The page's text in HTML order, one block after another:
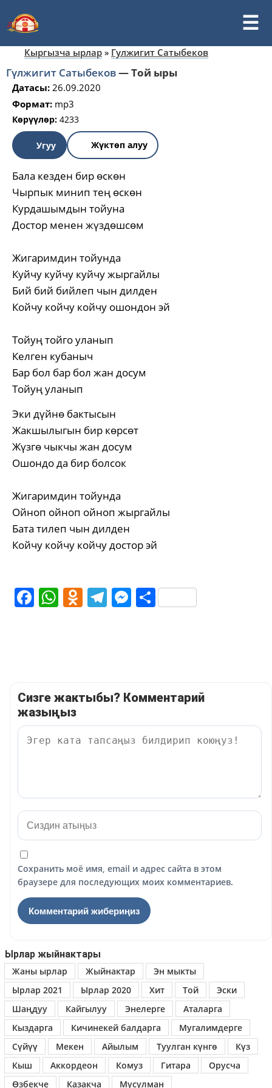
Кыргызча ырлар » Гулжигит Сатыбеков
Гүлжигит Сатыбеков—Той ыры
Датасы: 26.09.2020
Формат: mp3
Көрүүлөр: 4233
Угуу Жүктөп алуу
Бала кезден бир өскөн
Чырпык минип тең өскөн
Курдашымдын тойуна
Достор менен жүздөшсөм
Жигаримдин тойунда
Куйчу куйчу куйчу жыргайлы
Бий бий бийлеп чын дилден
Койчу койчу койчу ошондон эй
Тойуң тойго уланып
Келген кубаныч
Бар бол бар бол жан досум
Тойуң уланып
Эки дүйнө бактысын
Жакшылыгын бир көрсөт
Жүзгө чыкчы жан досум
Ошондо да бир болсок
Жигаримдин тойунда
Ойноп ойноп ойноп жыргайлы
Бата тилеп чын дилден
Койчу койчу койчу достор эй
Facebook
WhatsApp
Odnoklassniki
Telegram
Messenger
Share
Сизге жактыбы? Комментарий
жазыңыз
Сохранить моё имя, email и адрес сайта в этом
браузере для последующих моих комментариев.
Ырлар жыйнактары
Жаны ырлар
Жыйнактар
Эн мыкты
Ырлар 2021
Ырлар 2020 Хит Той
Эски
Шаңдуу
Кайгылуу Энелерге
Аталарга
Кыздарга
Кичинекей балдарга
Мугалимдерге
Сүйүү
Мекен Айылым Туулган күнгө
Күз
Кыш
Аккордеон Комуз Гитара
Орусча
Өзбекче
Казакча Мусулман